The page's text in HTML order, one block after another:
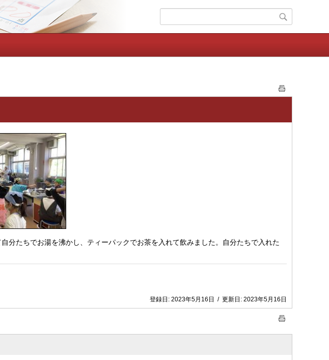
分たちでお湯を沸かし、ティーパックでお茶を入れて飲みました。自分たちで入れた
登録日: 2023年5月16日 / 更新日: 2023年5月16日